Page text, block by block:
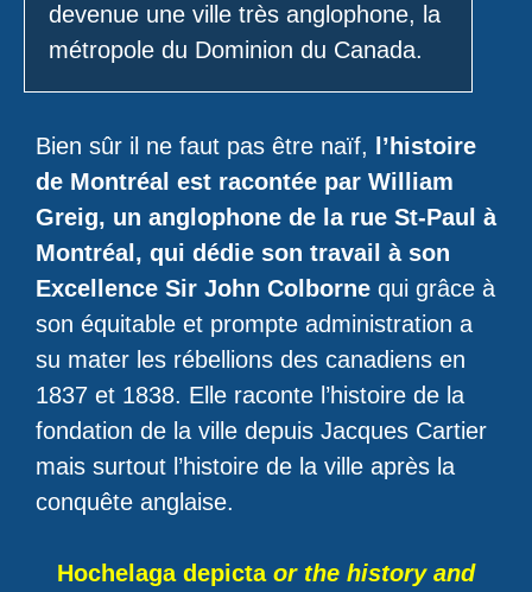
devenue une ville très anglophone, la
métropole du Dominion du Canada.
Bien sûr il ne faut pas être naïf,
l’histoire
de Montréal est racontée par William
Greig, un anglophone de la rue St-Paul à
Montréal, qui dédie son travail à son
Excellence Sir John Colborne qui grâce à
son équitable et prompte administration a
su mater les rébellions des canadiens en
1837 et 1838. Elle raconte l’histoire de la
fondation de la ville depuis Jacques Cartier
mais surtout l’histoire de la ville après la
conquête anglaise.
Hochelaga depicta or the history and